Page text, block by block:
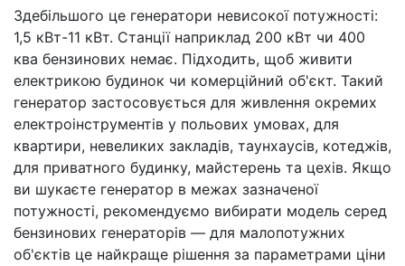
Здебільшого це генератори невисокої потужності:
1,5 кВт-11 кВт. Станції наприклад 200 кВт чи 400
ква бензинових немає. Підходить, щоб живити
електрикою будинок чи комерційний об'єкт. Такий
генератор застосовується для живлення окремих
електроінструментів у польових умовах, для
квартири, невеликих закладів, таунхаусів, котеджів,
для приватного будинку, майстерень та цехів. Якщо
ви шукаєте генератор в межах зазначеної
потужності, рекомендуємо вибирати модель серед
бензинових генераторів — для малопотужних
об'єктів це найкраще рішення за параметрами ціни